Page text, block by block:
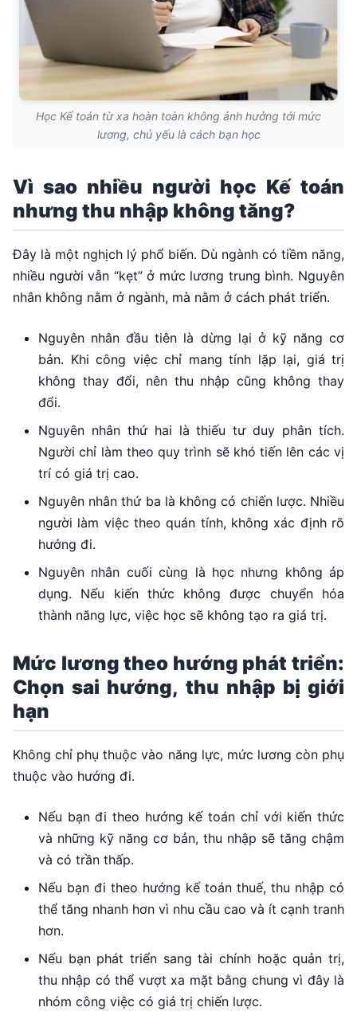
Học Kế toán từ xa hoàn toàn không ảnh hưởng tới mức
lương, chủ yếu là cách bạn học
Vì sao nhiều người học Kế toán
nhưng thu nhập không tăng?
Đây là một nghịch lý phổ biến. Dù ngành có tiềm năng,
nhiều người vẫn “kẹt” ở mức lương trung bình. Nguyên
nhân không nằm ở ngành, mà nằm ở cách phát triển.
Nguyên nhân đầu tiên là dừng lại ở kỹ năng cơ
bản. Khi công việc chỉ mang tính lặp lại, giá trị
không thay đổi, nên thu nhập cũng không thay
đổi.
Nguyên nhân thứ hai là thiếu tư duy phân tích.
Người chỉ làm theo quy trình sẽ khó tiến lên các vị
trí có giá trị cao.
Nguyên nhân thứ ba là không có chiến lược. Nhiều
người làm việc theo quán tính, không xác định rõ
hướng đi.
Nguyên nhân cuối cùng là học nhưng không áp
dụng. Nếu kiến thức không được chuyển hóa
thành năng lực, việc học sẽ không tạo ra giá trị.
Mức lương theo hướng phát triển:
Chọn sai hướng, thu nhập bị giới
hạn
Không chỉ phụ thuộc vào năng lực, mức lương còn phụ
thuộc vào hướng đi.
Nếu bạn đi theo hướng kế toán chỉ với kiến thức
và những kỹ năng cơ bản, thu nhập sẽ tăng chậm
và có trần thấp.
Nếu bạn đi theo hướng kế toán thuế, thu nhập có
thể tăng nhanh hơn vì nhu cầu cao và ít cạnh tranh
hơn.
Nếu bạn phát triển sang tài chính hoặc quản trị,
thu nhập có thể vượt xa mặt bằng chung vì đây là
nhóm công việc có giá trị chiến lược.